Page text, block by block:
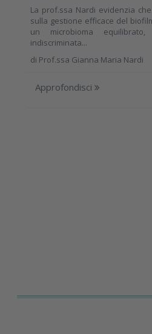
La prof.ssa Nardi evidenzia
sulla gestione efficace del
un microbioma equilibrato,
indiscriminata...
di Prof.ssa Gianna Maria Nardi
Approfondisci